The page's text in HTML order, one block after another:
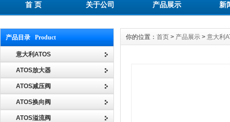
首 页 关于公司 产品展示 新
产品目录 Product
意大利ATOS
ATOS放大器
ATOS减压阀
ATOS换向阀
ATOS溢流阀
你的位置： 首页 > 产品展示 > 意大利